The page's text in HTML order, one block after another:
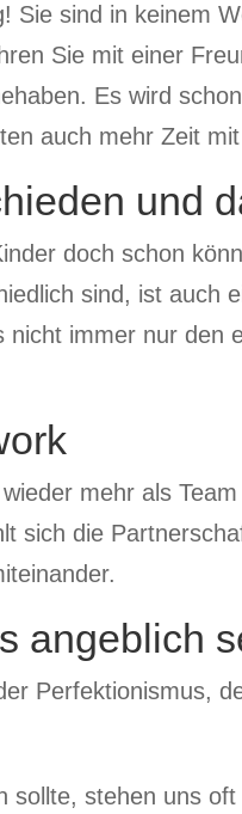
Sie sind in keinem
Sie mit einer
Es wird
auch mehr Zeit
und
doch schon
sind, ist auch
immer nur
mehr als
sich die
angeblich
Perfektionismus,
sollte, stehen uns